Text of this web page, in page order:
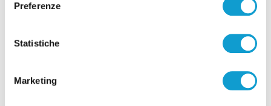
Preferenze
Statistiche
Marketing